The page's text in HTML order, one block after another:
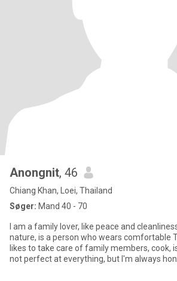
Anongnit, 46
Chiang Khan, Loei, Thailand
Søger: Mand 40 - 70
I am a family lover, like peace and
nature, is a person who wears comfortable
likes to take care of family members, cook,
not perfect at everything, but I'm always